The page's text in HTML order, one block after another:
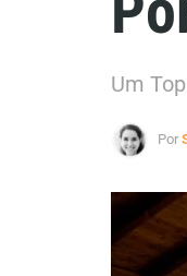
Um
Por